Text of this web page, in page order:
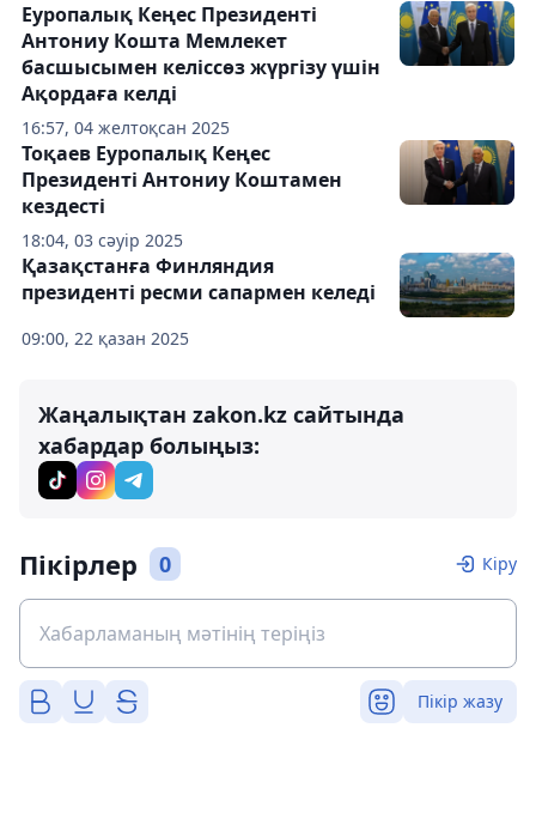
16:57, 04 желтоқсан 2025
Еуропалық Кеңес Президенті
Антониу Кошта Мемлекет
басшысымен келіссөз жүргізу үшін
Ақордаға келді
18:04, 03 сәуір 2025
Тоқаев Еуропалық Кеңес
Президенті Антониу Коштамен
кездесті
09:00, 22 қазан 2025
Қазақстанға Финляндия
президенті ресми сапармен келеді
Жаңалықтан zakon.kz сайтында
хабардар болыңыз:
Пікірлер 0 Кіру
Пікір жазу